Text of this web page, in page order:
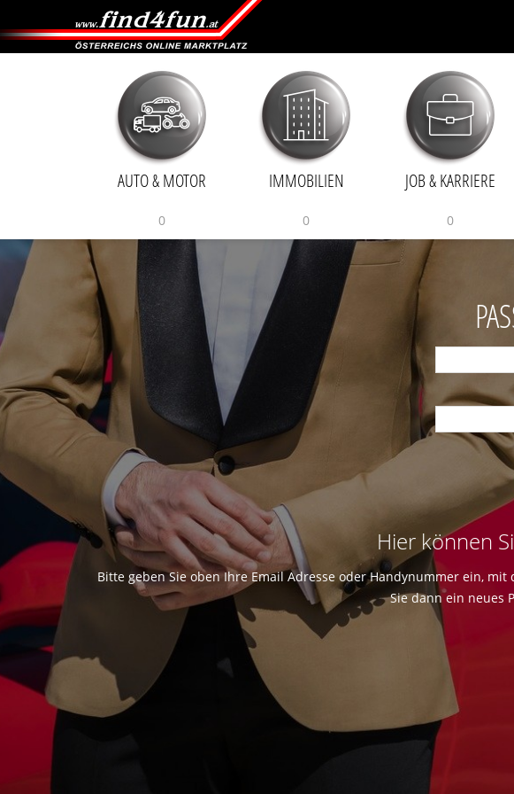
AUTO & MOTOR
0
IMMOBILIEN
0
JOB & KARRIERE
0
Hier können
Bitte geben Sie oben Ihre Email Adresse oder Handynummer ein,
Sie dann ein neues